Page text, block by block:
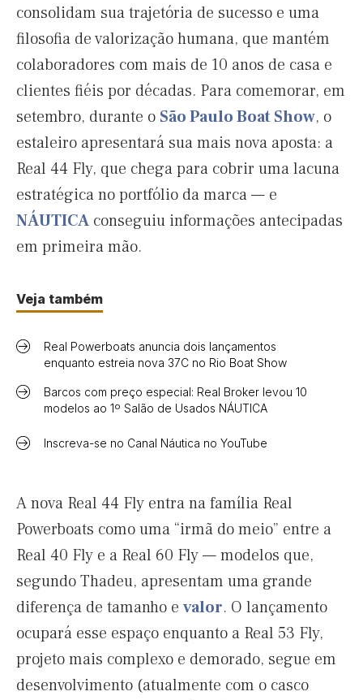
consolidam sua trajetória de sucesso e uma
filosofia de valorização humana, que mantém
colaboradores com mais de 10 anos de casa e
clientes fiéis por décadas. Para comemorar, em
setembro, durante o São Paulo Boat Show, o
estaleiro apresentará sua mais nova aposta: a
Real 44 Fly, que chega para cobrir uma lacuna
estratégica no portfólio da marca — e
NÁUTICA conseguiu informações antecipadas
em primeira mão.
Veja também
Real Powerboats anuncia dois lançamentos
enquanto estreia nova 37C no Rio Boat Show
Barcos com preço especial: Real Broker levou 10
modelos ao 1º Salão de Usados NÁUTICA
Inscreva-se no Canal Náutica no YouTube
A nova Real 44 Fly entra na família Real
Powerboats como uma “irmã do meio” entre a
Real 40 Fly e a Real 60 Fly — modelos que,
segundo Thadeu, apresentam uma grande
diferença de tamanho e valor. O lançamento
ocupará esse espaço enquanto a Real 53 Fly,
projeto mais complexo e demorado, segue em
desenvolvimento (atualmente com o casco